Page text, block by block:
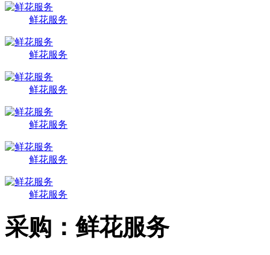
鲜花服务
鲜花服务
鲜花服务
鲜花服务
鲜花服务
鲜花服务
采购：鲜花服务